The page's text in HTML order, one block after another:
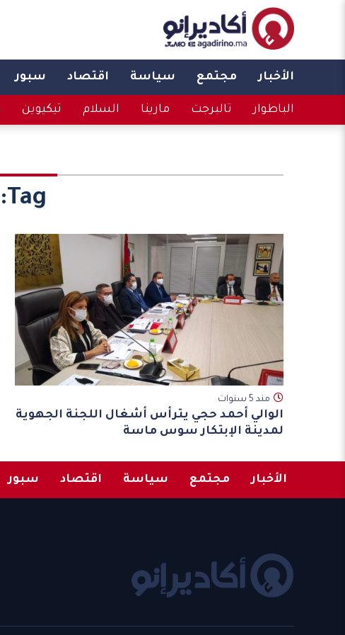
الأخبار مجتمع سياسة اقتصاد سبور
الباطوار تالبرجت مارينا السلام تيكيوين
Tag:
مند 5 سنوات
الوالي أحمد حجي يترأس أشغال اللجنة الجهوية
لمدينة الإبتكار سوس ماسة
الأخبار مجتمع سياسة اقتصاد سبور